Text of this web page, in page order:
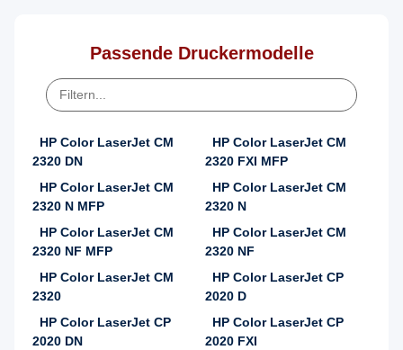
Passende Druckermodelle
HP Color LaserJet CM
2320 DN
HP Color LaserJet CM
2320 FXI MFP
HP Color LaserJet CM
2320 N MFP
HP Color LaserJet CM
2320 N
HP Color LaserJet CM
2320 NF MFP
HP Color LaserJet CM
2320 NF
HP Color LaserJet CM
2320
HP Color LaserJet CP
2020 D
HP Color LaserJet CP
2020 DN
HP Color LaserJet CP
2020 FXI